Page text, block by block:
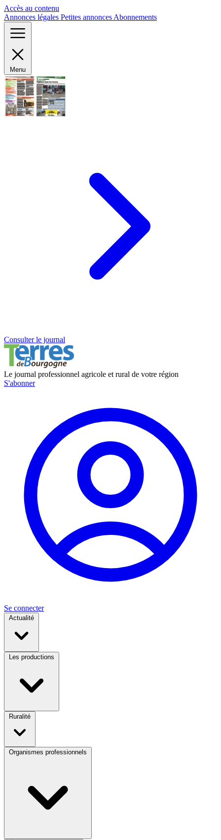
Accès au contenu
Annonces légales Petites annonces Abonnements
Menu
Consulter le journal
Le journal professionnel agricole et rural de votre région
S'abonner
Se connecter
Actualité
Les productions
Ruralité
Organismes professionnels
Panneau de gestion des cookies